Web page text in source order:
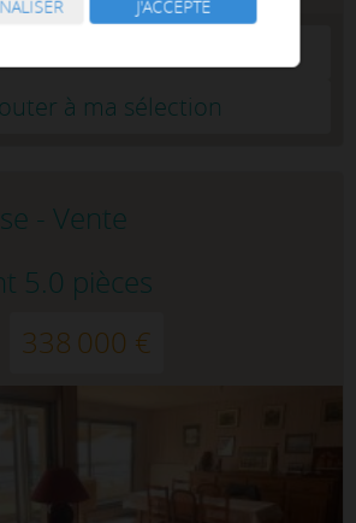
à ma sélection
- Vente
5.0 pièces
338 000 €
J'ACCEPTE